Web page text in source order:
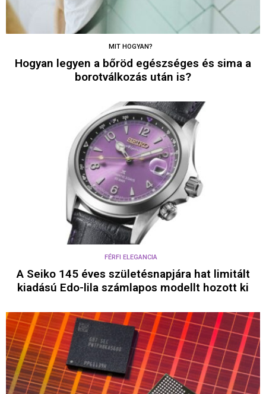
MIT HOGYAN?
Hogyan legyen a bőröd egészséges és sima a
borotválkozás után is?
FÉRFI ELEGANCIA
A Seiko 145 éves születésnapjára hat limitált
kiadású Edo-lila számlapos modellt hozott ki